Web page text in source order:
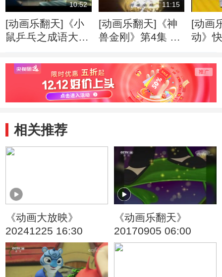
10:52
[动画乐翻天]《小
鼠乒乓之成语大
一梦
11:15
[动画乐翻天]《神
兽金刚》第4集 长
[动画
动》
相关推荐
《动画大放映》
20241225 16:30
《动画乐翻天》
20170905 06:00